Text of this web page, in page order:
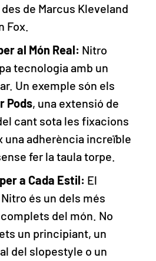
de Marcus Kleveland
Fox.
al Món Real: Nitro
tecnologia amb un
Un exemple són els
Pods, una extensió de
cant sota les fixacions
una adherència increïble
fer la taula torpe.
a Cada Estil: El
és un dels més
del món. No
un principiant, un
del slopestyle o un